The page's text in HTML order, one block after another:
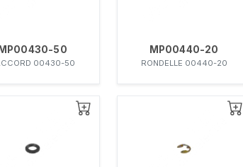
50
00430-50
MP00440-20
RONDELLE 00440-20